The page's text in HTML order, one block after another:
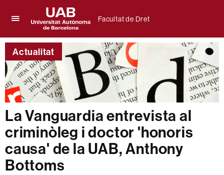
per
desplegar
el
menú
de
Facultat
de
Dret
Universitat
Autònoma
de
Barcelona
Facultat de Dret
Actualitat
La Vanguardia entrevista al
criminòleg i doctor 'honoris
causa' de la UAB, Anthony
Bottoms